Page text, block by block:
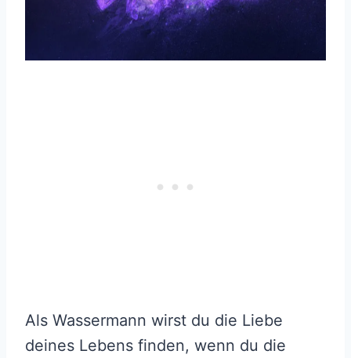
Als Wassermann wirst du die Liebe
deines Lebens finden, wenn du die